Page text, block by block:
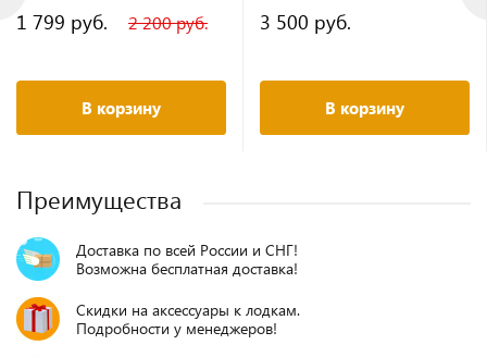
1 799 руб. 2 200 руб.
В корзину
3 500 руб.
В корзину
Преимущества
Доставка по всей России и СНГ!
Возможна бесплатная доставка!
Скидки на аксессуары к лодкам.
Подробности у менеджеров!